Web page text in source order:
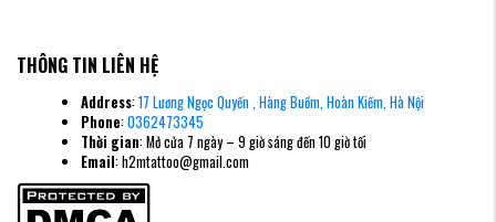
Việc lựa chọnvị trí xăm hình
của bạn trong suốt quá trình thực hiện cũng như hiệu ứng thị giác mà nó
mang lại.
Ý nghĩa sâu sắc ẩn sau những hình
xăm vùng ngực
Vị trí xăm hình trên xương ức không chỉ đơn thuần là món đồ trang sức trên
THÔNG TIN LIÊN HỆ
Address: 17 Lương Ngọc Quyến , Hàng Buồm, Hoàn Kiếm, Hà Nội
Phone: 0362473345
Thời gian: Mở cửa 7 ngày – 9 giờ sáng đến 10 giờ tối
Email: h2mtattoo@gmail.com